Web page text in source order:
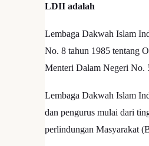
LDII adalah
Lembaga Dakwah Islam
No. 8 tahun 1985 tentang
Menteri Dalam Negeri No.
Lembaga Dakwah Islam
dan pengurus mulai dari
perlindungan Masyarakat